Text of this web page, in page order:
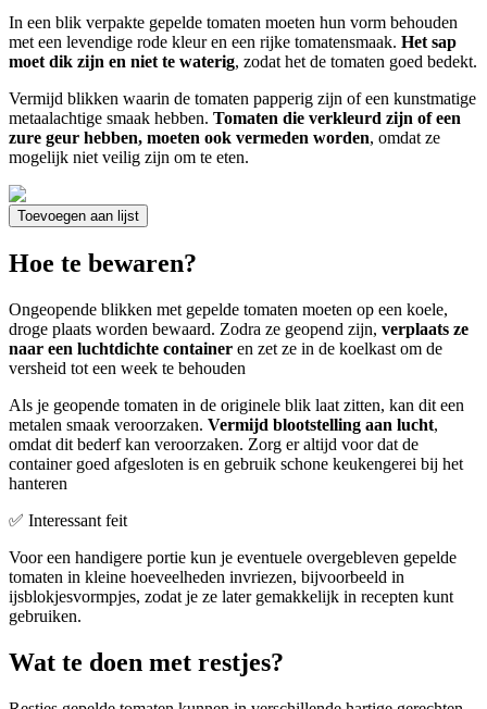
In een blik verpakte gepelde tomaten moeten hun vorm behouden
met een levendige rode kleur en een rijke tomatensmaak. Het sap
moet dik zijn en niet te waterig, zodat het de tomaten goed bedekt.
Vermijd blikken waarin de tomaten papperig zijn of een kunstmatige
metaalachtige smaak hebben. Tomaten die verkleurd zijn of een
zure geur hebben, moeten ook vermeden worden, omdat ze
mogelijk niet veilig zijn om te eten.
Toevoegen aan lijst
Hoe te bewaren?
Ongeopende blikken met gepelde tomaten moeten op een koele,
droge plaats worden bewaard. Zodra ze geopend zijn, verplaats ze
naar een luchtdichte container en zet ze in de koelkast om de
versheid tot een week te behouden
Als je geopende tomaten in de originele blik laat zitten, kan dit een
metalen smaak veroorzaken. Vermijd blootstelling aan lucht,
omdat dit bederf kan veroorzaken. Zorg er altijd voor dat de
container goed afgesloten is en gebruik schone keukengerei bij het
hanteren
✅ Interessant feit
Voor een handigere portie kun je eventuele overgebleven gepelde
tomaten in kleine hoeveelheden invriezen, bijvoorbeeld in
ijsblokjesvormpjes, zodat je ze later gemakkelijk in recepten kunt
gebruiken.
Wat te doen met restjes?